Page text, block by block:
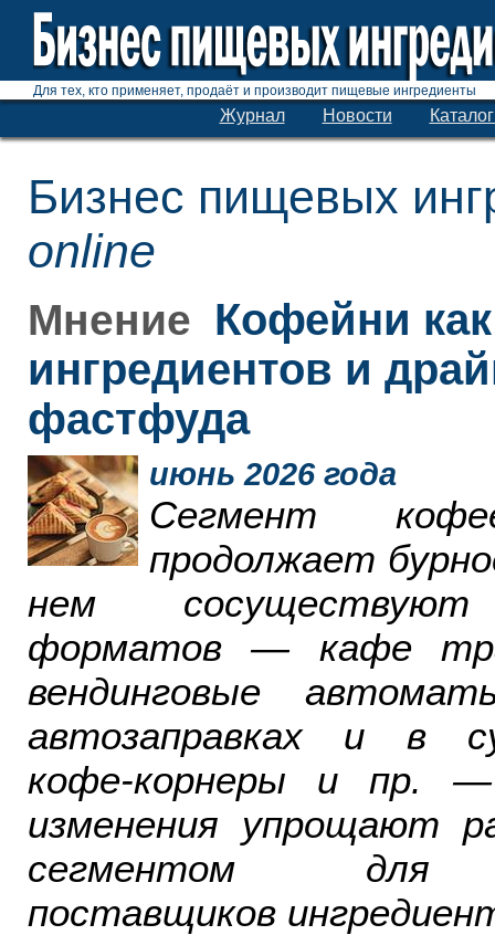
Для тех, кто применяет, продаёт и производит пищевые ингредиенты
Журнал Новости
Бизнес пищевых
online
Мнение Кофейни
ингредиентов и
фастфуда
июнь 2026 года
Сегмент
продолжает
нем
форматов — кафе
вендинговые
автозаправках и в
кофе-корнеры и пр.
изменения упрощают
сегментом для
поставщиков